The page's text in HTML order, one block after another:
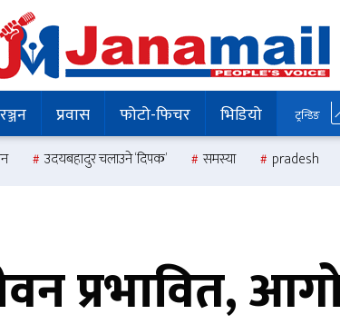
प्रवास फोटो-फिचर भिडियो ट्रन्डिङ
उदयबहादुर चलाउने ‘दिपक’ समस्या pradesh
प्रभावित, आगो